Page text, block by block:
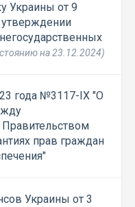
Украины от 9
утверждении
на 23.12.2024)
года №3117-IX "О
прав граждан
Украины от 3